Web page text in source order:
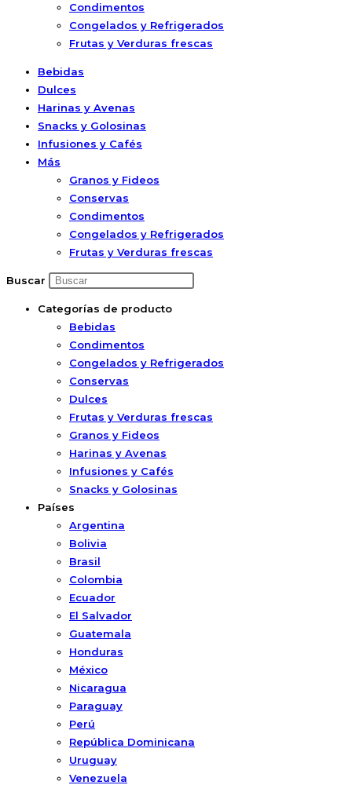
Condimentos
Congelados y Refrigerados
Frutas y Verduras frescas
Bebidas
Dulces
Harinas y Avenas
Snacks y Golosinas
Infusiones y Cafés
Más
Granos y Fideos
Conservas
Condimentos
Congelados y Refrigerados
Frutas y Verduras frescas
Buscar
Categorías de producto
Bebidas
Condimentos
Congelados y Refrigerados
Conservas
Dulces
Frutas y Verduras frescas
Granos y Fideos
Harinas y Avenas
Infusiones y Cafés
Snacks y Golosinas
Países
Argentina
Bolivia
Brasil
Colombia
Ecuador
El Salvador
Guatemala
Honduras
México
Nicaragua
Paraguay
Perú
República Dominicana
Uruguay
Venezuela